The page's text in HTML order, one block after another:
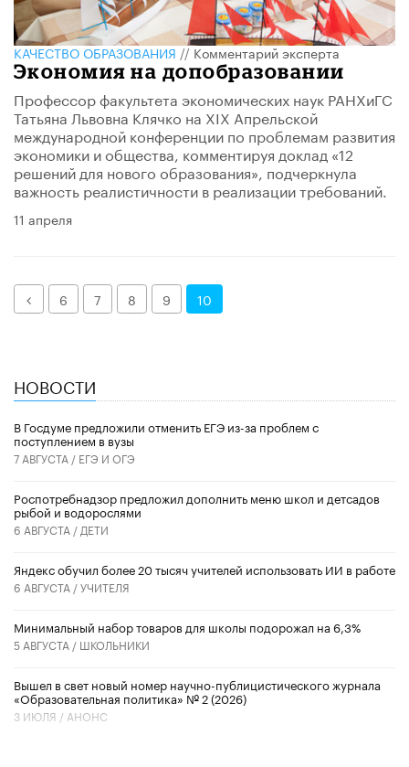
КАЧЕСТВО ОБРАЗОВАНИЯ//Комментарий эксперта
Экономия на допобразовании
Профессор факультета экономических наук РАНХиГС
Татьяна Львовна Клячко на XIX Апрельской
международной конференции по проблемам развития
экономики и общества, комментируя доклад «12
решений для нового образования», подчеркнула
важность реалистичности в реализации требований.
11 апреля
Назад
6 7 8 9 10
НОВОСТИ
В Госдуме предложили отменить ЕГЭ из-за проблем с
поступлением в вузы
7 АВГУСТА / ЕГЭ И ОГЭ
Роспотребнадзор предложил дополнить меню школ и детсадов
рыбой и водорослями
6 АВГУСТА / ДЕТИ
​Яндекс обучил более 20 тысяч учителей использовать ИИ в работе
6 АВГУСТА /УЧИТЕЛЯ
Минимальный набор товаров для школы подорожал на 6,3%
5 АВГУСТА / ШКОЛЬНИКИ
Вышел в свет новый номер научно-публицистического журнала
«Образовательная политика» № 2 (2026)
3 ИЮЛЯ / АНОНС